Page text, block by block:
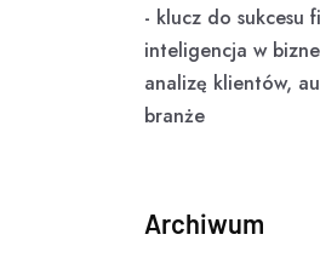
- klucz do sukcesu
inteligencja w
analizę klientów,
branże
Archiwum